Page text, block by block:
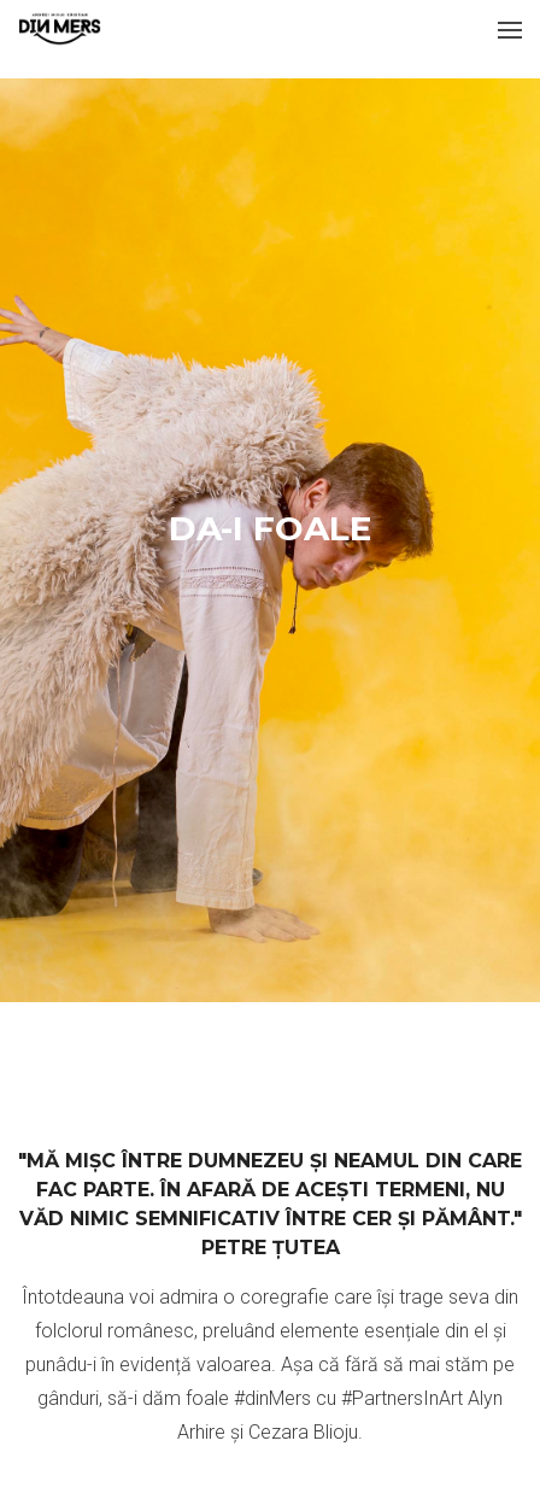
DA-I FOALE
"MĂ MIȘC ÎNTRE DUMNEZEU ȘI NEAMUL DIN CARE
FAC PARTE. ÎN AFARĂ DE ACEȘTI TERMENI, NU
VĂD NIMIC SEMNIFICATIV ÎNTRE CER ȘI PĂMÂNT."
PETRE ȚUTEA
Întotdeauna voi admira o coregrafie care își trage seva din
folclorul românesc, preluând elemente esențiale din el și
punâdu-i în evidență valoarea. Așa că fără să mai stăm pe
gânduri, să-i dăm foale #dinMers cu #PartnersInArt Alyn
Arhire și Cezara Blioju.